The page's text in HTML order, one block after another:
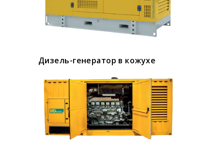
Дизель-генератор в кожухе